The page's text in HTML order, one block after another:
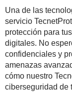
Una de las
servicio
protección para
digitales. No
confidenciales y
amenazas
cómo nuestro
ciberseguridad de